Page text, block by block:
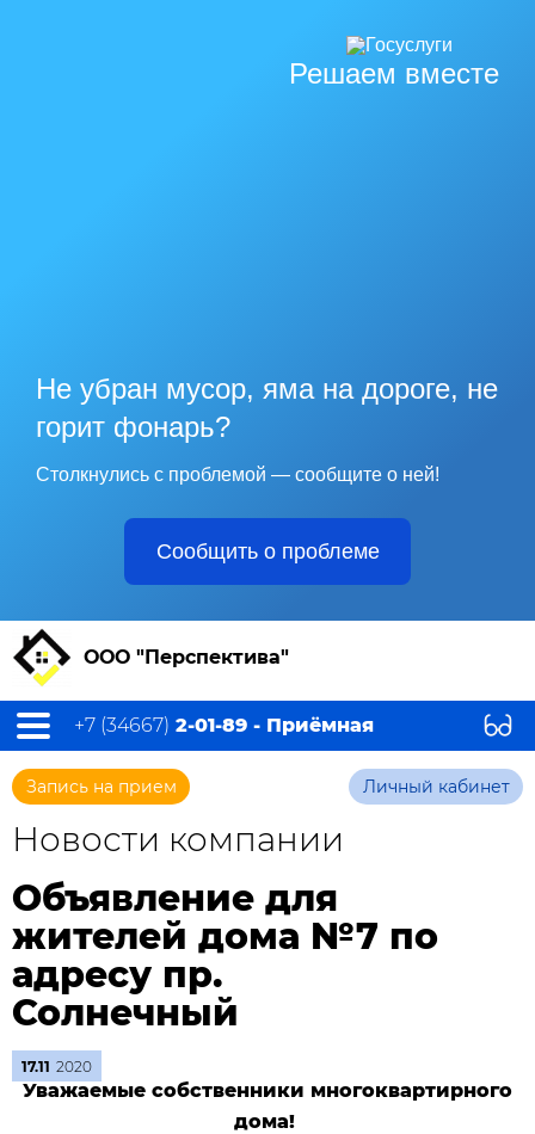
Решаем вместе
Не убран мусор, яма на дороге, не
горит фонарь?
Столкнулись с проблемой — сообщите о ней!
Сообщить о проблеме
ООО "Перспектива"
+7 (34667) 2-01-89 - Приёмная
Запись на прием Личный кабинет
Новости компании
Объявление для
жителей дома №7 по
адресу пр.
Солнечный
17.11 2020
Уважаемые собственники многоквартирного
дома!